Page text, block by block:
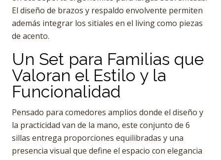
El diseño de brazos y respaldo envolvente permiten
además integrar los sitiales en el living como piezas
de acento.
Un Set para Familias que
Valoran el Estilo y la
Funcionalidad
Pensado para comedores amplios donde el diseño y
la practicidad van de la mano, este conjunto de 6
sillas entrega proporciones equilibradas y una
presencia visual que define el espacio con elegancia